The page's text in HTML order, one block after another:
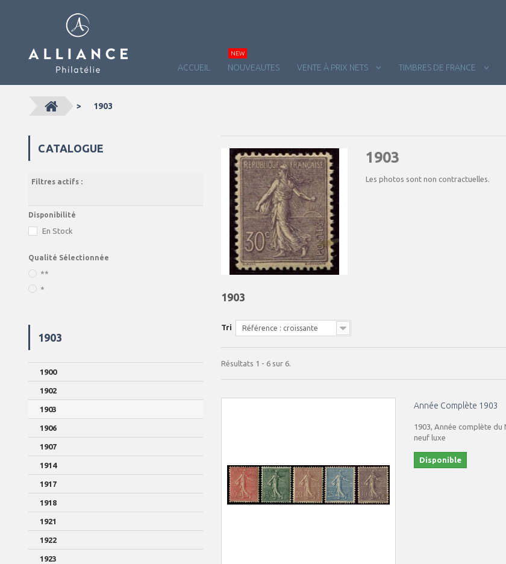
ACCUEIL NOUVEAUTES
NEW
VENTE À PRIX NETS TIMBRES DE FRANCE
> 1903
1903
Les photos sont non contractuelles.
1903
Tri Référence : croissante
Résultats 1 - 6 sur 6.
Année Complète 1903
1903, Année complète du
neuf luxe
Disponible
CATALOGUE
Filtres actifs :
Disponibilité
En Stock
Qualité Sélectionnée
**
*
1903
1900
1902
1903
1906
1907
1914
1917
1918
1921
1922
1923